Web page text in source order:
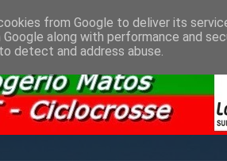
from Google to deliver its
Google along with performance and
detect and address abuse.